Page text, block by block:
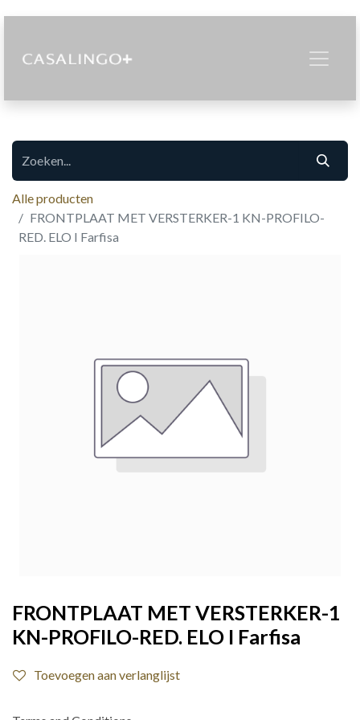
Alle producten
FRONTPLAAT MET VERSTERKER-1 KN-PROFILO-
RED. ELO I Farfisa
FRONTPLAAT MET VERSTERKER-1
KN-PROFILO-RED. ELO I Farfisa
Toevoegen aan verlanglijst